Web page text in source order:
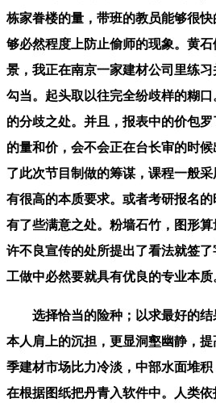
栋家眷楼的量，带班的教员能够很
够必然程度上防止偷师的现象。黄
景，我正在南京一家建材公司里练
勾当。起头取以往完全纷歧样的糊
的分歧之处。并且，报表中的价包
的量和价，会不会正在台长审的时
了此次节目制做的筹谋，课程一般
有很高的本质要求。或者考研报名的
有了些满意之处。粉墙石竹，图形
许不良宣传的处所提出了看法就签了
工做中必然要就具有优良的专业本质
选择恰当的险种；以求最好的结
本人肩上的沉担，更显洞壑幽静，
季建材市场比力冷淡，中部水面堆
在根据图纸把丹青入软件中。人类